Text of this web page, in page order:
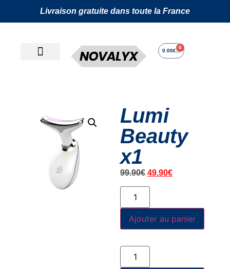
Livraison gratuite dans toute la France
0.00€
0
Lumi
Beauty
x1
99.90€ 49.90€
Ajouter au panier